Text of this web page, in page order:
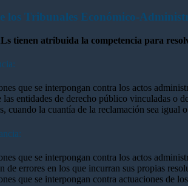
los Tribunales Económico-
tienen atribuida la competencia para
que se interpongan contra los actos
entidades de derecho público vinculadas o
cuando la cuantía de la reclamación sea
que se interpongan contra los actos
de errores en los que incurran sus propias
que se interpongan contra actuaciones de